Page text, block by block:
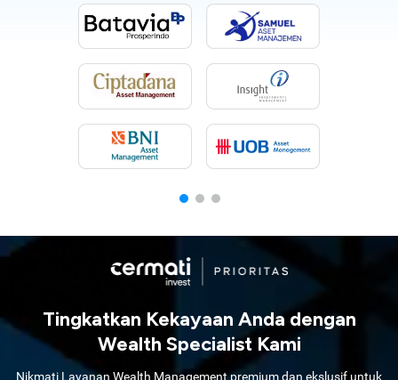
Tingkatkan Kekayaan Anda dengan
Wealth Specialist Kami
Nikmati Layanan Wealth Management premium dan ekslusif untuk